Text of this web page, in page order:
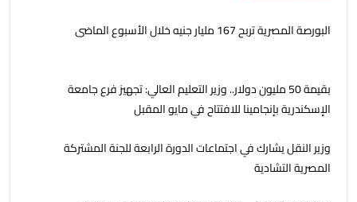
البورصة المصرية تربح 167 مليار جنيه خلال الأسبوع الماضى
بقيمة 50 مليون دولار.. وزير التعليم العالي: تجهيز فرع جامعة
الإسكندرية بإنجامينا للافتتاح في مايو المقبل
وزير النقل يشارك في اجتماعات الدورة الرابعة للجنة المشتركة
المصرية التشادية